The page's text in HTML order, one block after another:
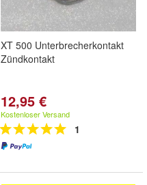
XT 500 Unterbrecherkontakt
Zündkontakt
12,95 €
Kostenloser Versand
1